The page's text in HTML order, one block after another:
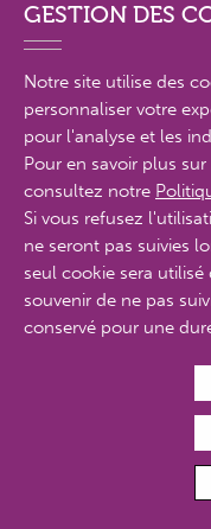
PRÉCÉDENT
NOS
GESTION DES
Notre site utilise des
personnaliser votre
pour l'analyse et les
Pour en savoir plus
consultez notre
Si vous refusez
ne seront pas suivies
seul cookie sera
souvenir de ne pas
conservé pour une